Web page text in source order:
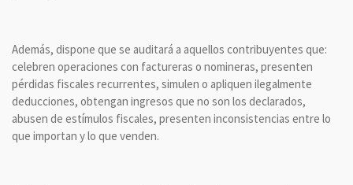
Además, dispone que se auditará a aquellos contribuyentes que:
celebren operaciones con factureras o nomineras, presenten
pérdidas fiscales recurrentes, simulen o apliquen ilegalmente
deducciones, obtengan ingresos que no son los declarados,
abusen de estímulos fiscales, presenten inconsistencias entre lo
que importan y lo que venden.